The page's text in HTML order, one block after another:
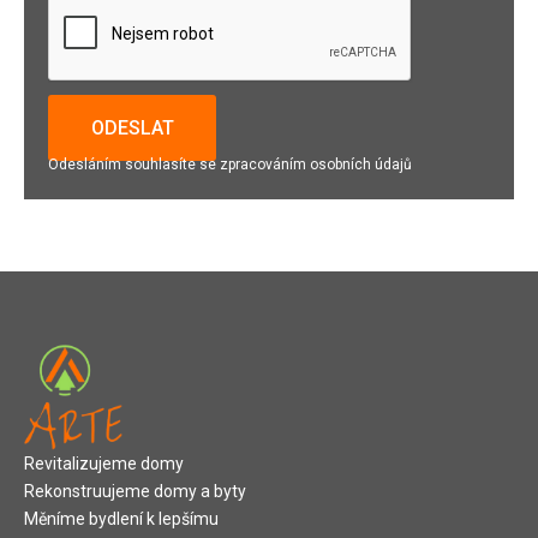
Odesláním souhlasíte se zpracováním osobních údajů
Revitalizujeme domy
Rekonstruujeme domy a byty
Měníme bydlení k lepšímu